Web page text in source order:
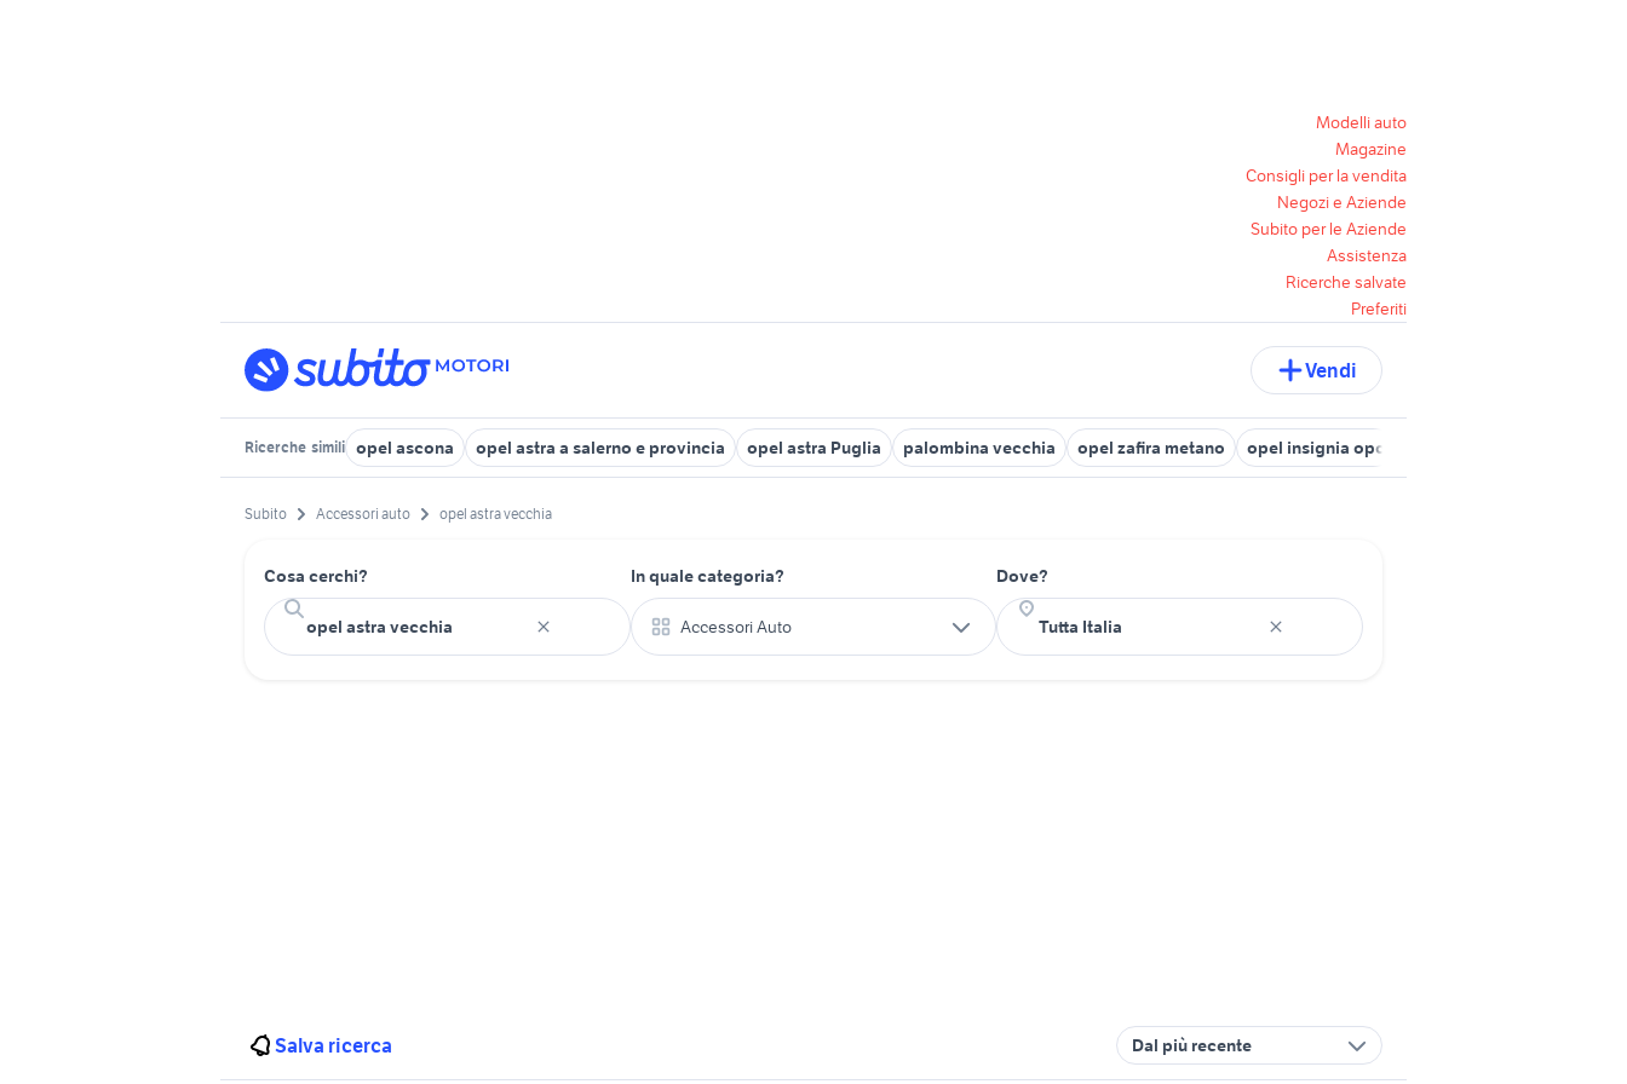
Modelli auto
Magazine
Consigli per la vendita
Negozi e Aziende
Subito per le Aziende
Assistenza
Ricerche salvate
Preferiti
Vendi
Ricerche simili opel ascona opel astra a salerno e provincia opel astra Puglia palombina vecchia opel zafira metano opel insignia opc
Subito Accessori auto opel astra vecchia
Cosa cerchi? In quale categoria?
Accessori Auto
Dove?
Salva ricerca Dal più recente